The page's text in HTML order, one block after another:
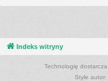
Indeks witryny
Technologię dostarcza
Style autor: